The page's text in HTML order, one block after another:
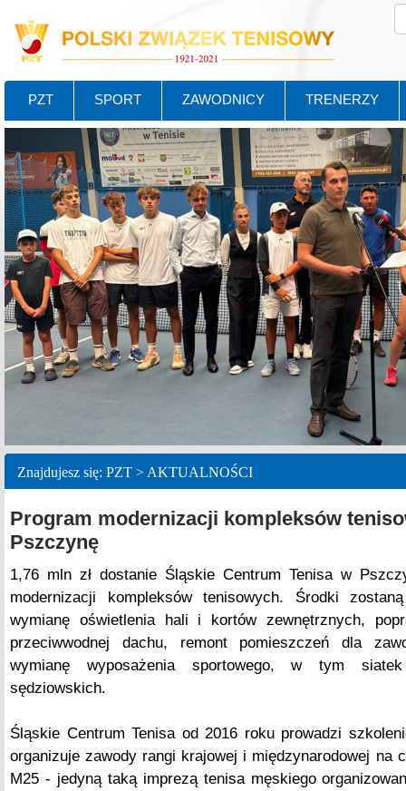
PZT SPORT ZAWODNICY TRENERZY
Znajdujesz się: PZT > AKTUALNOŚCI
Program modernizacji kompleksów
Pszczynę
1,76 mln zł dostanie Śląskie Centrum Tenisa w
modernizacji kompleksów tenisowych. Środki
wymianę oświetlenia hali i kortów zewnętrznych,
przeciwwodnej dachu, remont pomieszczeń dla
wymianę wyposażenia sportowego, w tym
sędziowskich.
Śląskie Centrum Tenisa od 2016 roku prowadzi
organizuje zawody rangi krajowej i międzynarodowej na
M25 - jedyną taką imprezą tenisa męskiego